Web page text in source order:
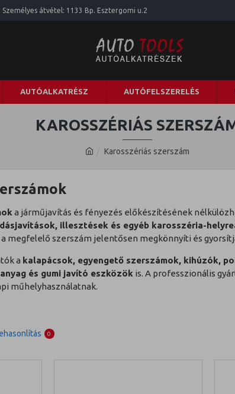
Személyes átvétel: 1133 Bp. Esztergomi u.2
AUTÓALKATRÉSZ AUTÓFELSZERELÉS
Karosszériás szerszám
KAROSSZÉRIÁS
a járműjavítás és fényezés előkészítésének
illesztések és egyéb karosszéria-
megfelelő szerszám jelentősen megkönnyíti és
a kalapácsok, egyengető szerszámok, kihúzók,
és gumi javító eszközök is. A professzionális
műhelyhasználatnak.
0